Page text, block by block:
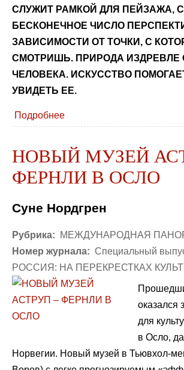
СЛУЖИТ РАМКОЙ ДЛЯ ПЕЙЗАЖА,
БЕСКОНЕЧНОЕ ЧИСЛО
ЗАВИСИМОСТИ ОТ ТОЧКИ, С
СМОТРИШЬ. ПРИРОДА ИЗДРЕВЛЕ
ЧЕЛОВЕКА. ИСКУССТВО
УВИДЕТЬ ЕЕ.
Подробнее
НОВЫЙ МУЗЕЙ
ФЕРНЛИ В ОСЛО
Суне Нордгрен
Рубрика:
МЕЖДУНАРОДНАЯ
Номер журнала: Специальный
РОССИЯ: НА ПЕРЕКРЕСТКАХ
оказался
для
в Осло,
Норвегии. Новый музей в Тьювхол-